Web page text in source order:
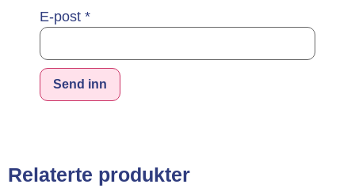
E-post *
Relaterte produkter